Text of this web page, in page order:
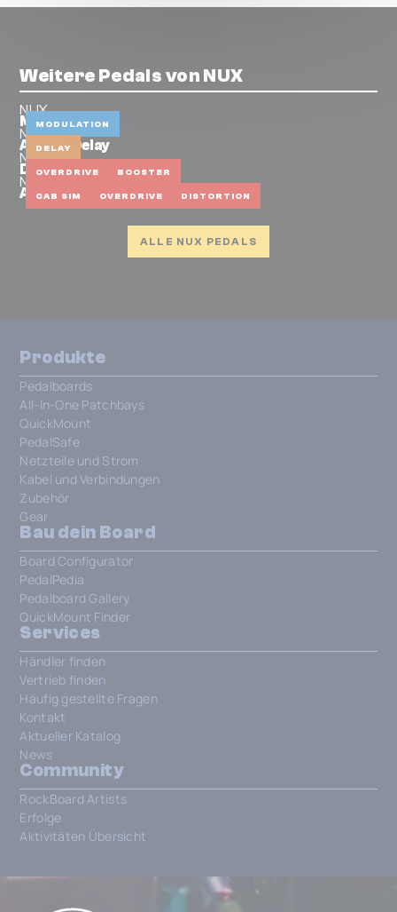
Weitere Pedals von NUX
MODULATION
NUX
Mod Force
DELAY
NUX
Analog Delay
OVERDRIVE BOOSTER
NUX
Drive Core Deluxe MKII
CAB SIM OVERDRIVE DISTORTION
NUX
Amp Core Studio
ALLE NUX PEDALS
Produkte
Pedalboards
All-In-One Patchbays
QuickMount
PedalSafe
Netzteile und Strom
Kabel und Verbindungen
Zubehör
Gear
Bau dein Board
Board Configurator
PedalPedia
Pedalboard Gallery
QuickMount Finder
Services
Händler finden
Vertrieb finden
Häufig gestellte Fragen
Kontakt
Aktueller Katalog
News
Community
RockBoard Artists
Erfolge
Aktivitäten Übersicht